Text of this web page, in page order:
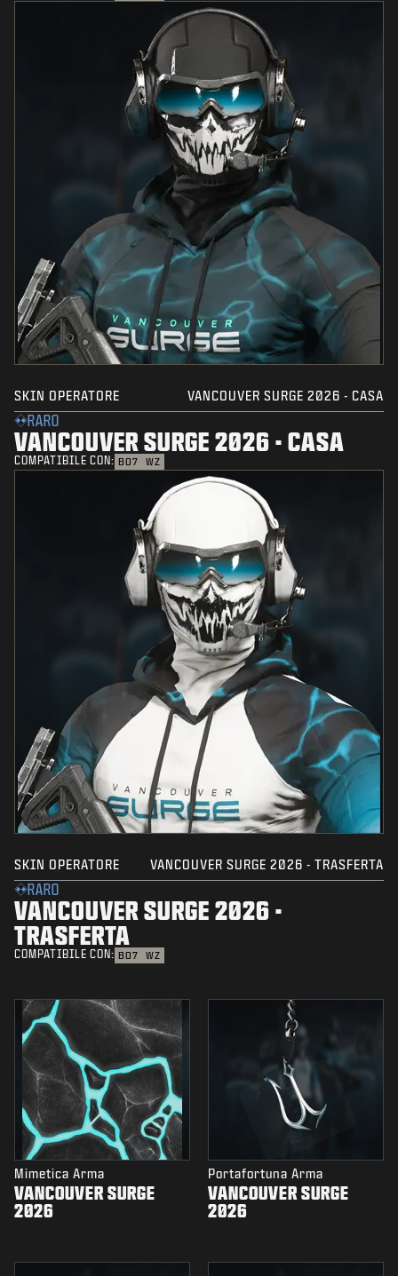
SKIN OPERATORE VANCOUVER SURGE 2026 - CASA
RARO
VANCOUVER SURGE 2026 - CASA
COMPATIBILE CON: BO7 WZ
SKIN OPERATORE VANCOUVER SURGE 2026 - TRASFERTA
RARO
VANCOUVER SURGE 2026 -
TRASFERTA
COMPATIBILE CON: BO7 WZ
Mimetica Arma
VANCOUVER SURGE
2026
Portafortuna Arma
VANCOUVER SURGE
2026